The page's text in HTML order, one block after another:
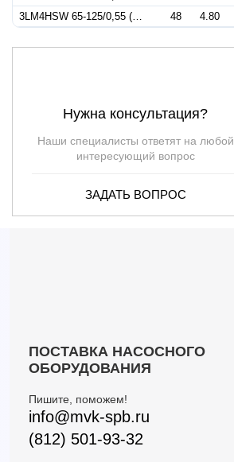
3LM4HSW 65-125/0,55 (Артикул 1341339104)
48 4.80
Нужна консультация?
Наши специалисты ответят на любой
интересующий вопрос
ЗАДАТЬ ВОПРОС
ПОСТАВКА НАСОСНОГО
ОБОРУДОВАНИЯ
Пишите, поможем!
info@mvk-spb.ru
(812) 501-93-32